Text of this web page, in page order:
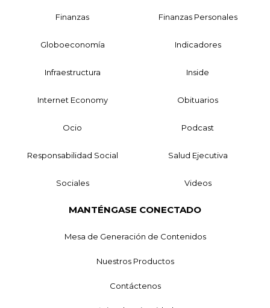
Finanzas Finanzas Personales
Globoeconomía Indicadores
Infraestructura Inside
Internet Economy Obituarios
Ocio Podcast
Responsabilidad Social Salud Ejecutiva
Sociales Videos
MANTÉNGASE CONECTADO
Mesa de Generación de Contenidos
Nuestros Productos
Contáctenos